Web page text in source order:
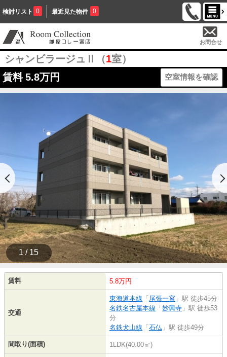
検討リスト 0 最近見た物件 0
お問合せ
シャンビラージュⅡ（1室）
賃料 5.8万円 空室情報を確認
1 / 15
賃料 5.8万円
交通
東海道本線 「 尾張一宮 」駅 徒歩45分
名鉄名古屋本線 「 妙興寺 」駅 徒歩53
分
名鉄犬山線 「 石仏 」駅 徒歩49分
間取り(面積) 1LDK(40.00㎡)